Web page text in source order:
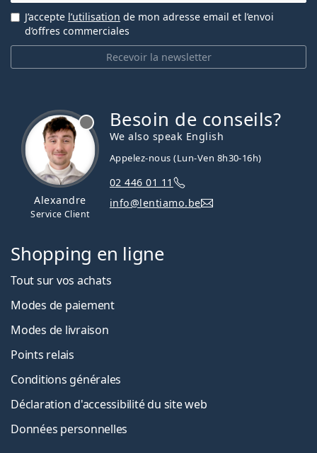
Recevoir la newsletter
J’accepte l’utilisation de mon adresse email et l’envoi
d’offres commerciales
Alexandre
Service Client
Besoin de conseils?
We also speak English
Appelez-nous (Lun-Ven 8h30-16h)
02 446 01 11
info@lentiamo.be
Shopping en ligne
Tout sur vos achats
Modes de paiement
Modes de livraison
Points relais
Conditions générales
Déclaration d'accessibilité du site web
Données personnelles